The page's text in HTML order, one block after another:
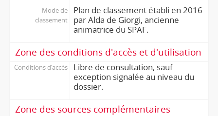
Mode de
classement
Plan de classement établi en 2016
par Alda de Giorgi, ancienne
animatrice du SPAF.
Zone des conditions d'accès et d'utilisation
Conditions d’accès
Libre de consultation, sauf
exception signalée au niveau du
dossier.
Zone des sources complémentaires